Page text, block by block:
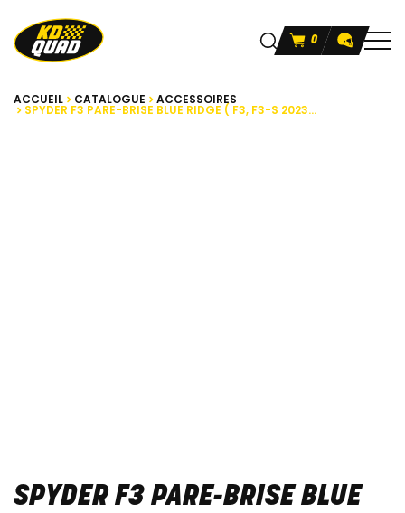
0
ACCUEIL CATALOGUE ACCESSOIRES
SPYDER F3 PARE-BRISE BLUE RIDGE ( F3, F3-S 2023...
SPYDER F3 PARE-BRISE BLUE